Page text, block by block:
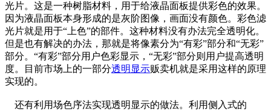
光片。这是一种树脂材料，用于给液晶面板提供彩色的效果。
因为液晶面板本身形成的是灰阶图像，画面没有颜色。彩色滤
光片就是用于“上色”的部件。这种材料没有办法完全透明化。
但是也有解决的办法，那就是将像素分为“有彩”部分和“无彩”
部分。“有彩”部分用户色彩显示，“无彩”部分则用户提高透明
度。目前市场上的一部分透明显示贩卖机就是采用这样的原理
实现的。
还有利用场色序法实现透明显示的做法。利用侧入式的